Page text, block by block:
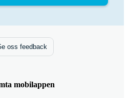
oss feedback
mobilappen